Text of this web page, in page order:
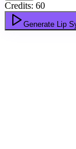
Credits: 60
Generate Lip